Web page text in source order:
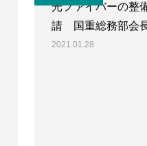
光ファイバーの整
請 国重総務部会
2021.01.28